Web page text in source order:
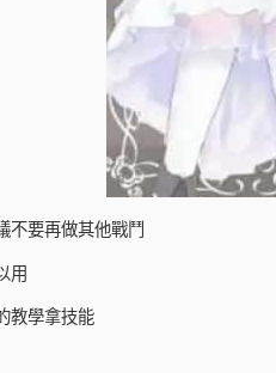
不要再做其他戰鬥
用
教學拿技能